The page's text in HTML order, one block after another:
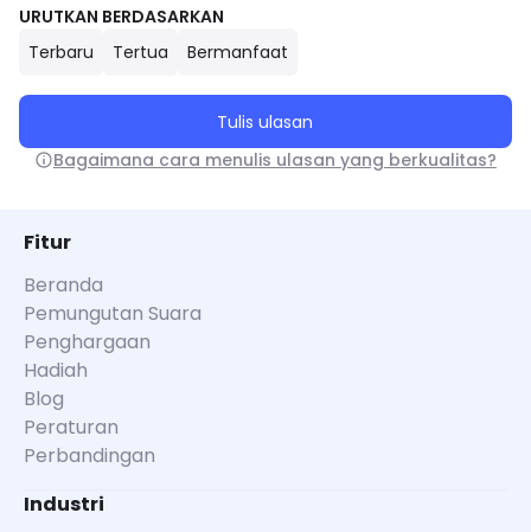
URUTKAN BERDASARKAN
Terbaru
Tertua Bermanfaat
Tulis ulasan
Bagaimana cara menulis ulasan yang berkualitas?
Fitur
Beranda
Pemungutan Suara
Penghargaan
Hadiah
Blog
Peraturan
Perbandingan
Industri